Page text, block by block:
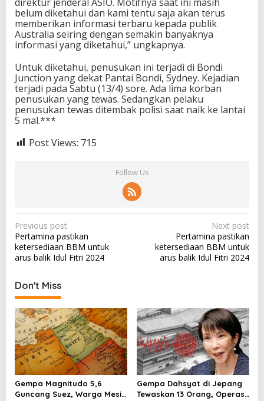
belum diketahui dan kami tentu saja akan terus
memberikan informasi terbaru kepada publik
Australia seiring dengan semakin banyaknya
informasi yang diketahui,” ungkapnya.
Untuk diketahui, penusukan ini terjadi di Bondi
Junction yang dekat Pantai Bondi, Sydney. Kejadian
terjadi pada Sabtu (13/4) sore. Ada lima korban
penusukan yang tewas. Sedangkan pelaku
penusukan tewas ditembak polisi saat naik ke lantai
5 mal.***
Post Views: 715
Follow Us
P
o
s
n
a
v
i
g
a
t
Previous post
Pertamina pastikan
ketersediaan BBM untuk
arus balik Idul Fitri 2024
Next post
Pertamina pastikan
ketersediaan BBM untuk
arus balik Idul Fitri 2024
Don't Miss
Gempa Magnitudo 5,6
Guncang Suez, Warga Mesir
Gempa Dahsyat di Jepang
Tewaskan 13 Orang, Operasi